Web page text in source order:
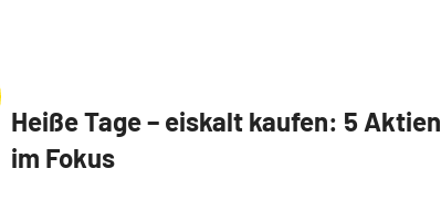
Heiße Tage – eiskalt kaufen: 5 Aktien
im Fokus